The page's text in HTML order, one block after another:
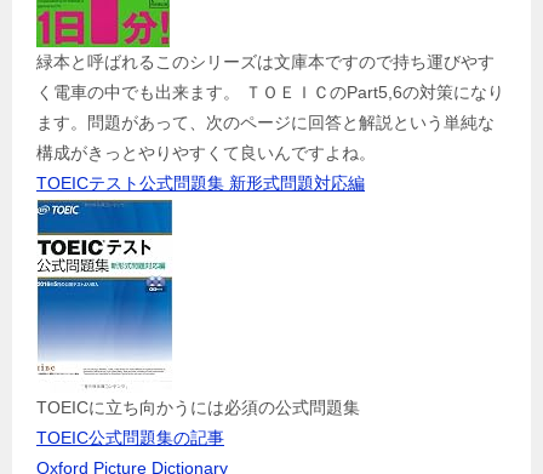
緑本と呼ばれるこのシリーズは文庫本ですので持ち運びやす
く電車の中でも出来ます。 ＴＯＥＩＣのPart5,6の対策になり
ます。問題があって、次のページに回答と解説という単純な
構成がきっとやりやすくて良いんですよね。
TOEICテスト公式問題集 新形式問題対応編
TOEICに立ち向かうには必須の公式問題集
TOEIC公式問題集の記事
Oxford Picture Dictionary